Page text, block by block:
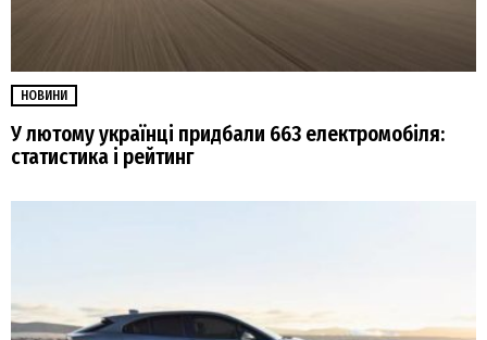
НОВИНИ
У лютому українці придбали 663 електромобіля:
статистика і рейтинг